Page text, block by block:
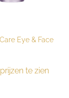
Eye & Face
te zien